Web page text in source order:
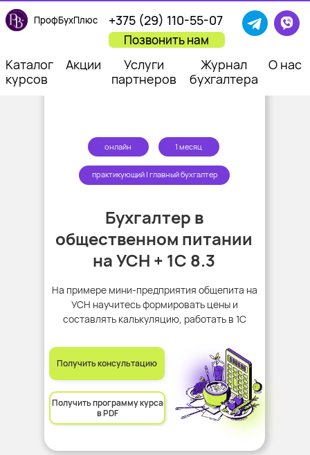
ПрофБухПлюс +375 (29) 110-55-07
Позвонить нам
Услуги Журнал О нас
Бухгалтер в
общественном питании
на УСН + 1С 8.3
онлайн
практикующий | главный бухгалтер
1 месяц
На примере мини-предприятия общепита на
УСН научитесь формировать цены и
составлять калькуляцию, работать в 1С
Получить консультацию
Получить программу курса
в PDF